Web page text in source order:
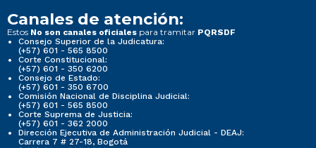
Canales de atención:
Estos No son canales oficiales para tramitar PQRSDF
Consejo Superior de la Judicatura:
(+57) 601 - 565 8500
Corte Constitucional:
(+57) 601 - 350 6200
Consejo de Estado:
(+57) 601 - 350 6700
Comisión Nacional de Disciplina Judicial:
(+57) 601 - 565 8500
Corte Suprema de Justicia:
(+57) 601 - 362 2000
Dirección Ejecutiva de Administración Judicial - DEAJ:
Carrera 7 # 27-18, Bogotá